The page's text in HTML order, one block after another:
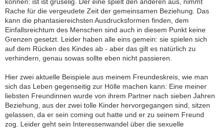
können: ist ist gruselig. Der eine spielt den anderen aus, nimmt
Rache für die vergeudete Zeit der gemeinsamen Beziehung. Das
kann die phantasiereichsten Ausdrucksformen finden, dem
Einfallsreichtum des Menschen sind auch in diesem Punkt keine
Grenzen gesetzt. Leider haben alle eins gemein: sie spielen sich
auf dem Rücken des Kindes ab - aber das gilt es natürlich zu
verhindern, genau sowas sollte eben nicht passieren.
Hier zwei aktuelle Beispiele aus meinem Freundeskreis, wie man
sich das Leben gegenseitig zur Hölle machen kann: Eine meiner
liebsten Freundinnen wurde von ihrem Partner nach sieben Jahren
Beziehung, aus der zwei tolle Kinder hervorgegangen sind, sitzen
gelassen, da er sein coming out hatte und er zu seinem Freund
zog. Leider geht sein Interessenwandel über die sexuelle